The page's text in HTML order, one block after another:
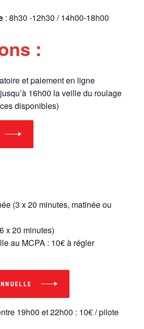
: 8h30 -12h30 / 14h00-18h00
:
et paiement en ligne
jusqu’à 16h00 la veille du roulage
disponibles)
(3 x 20 minutes, matinée ou
x 20 minutes)
au MCPA : 10€ à régler
19h00 et 22h00 : 10€ / pilote